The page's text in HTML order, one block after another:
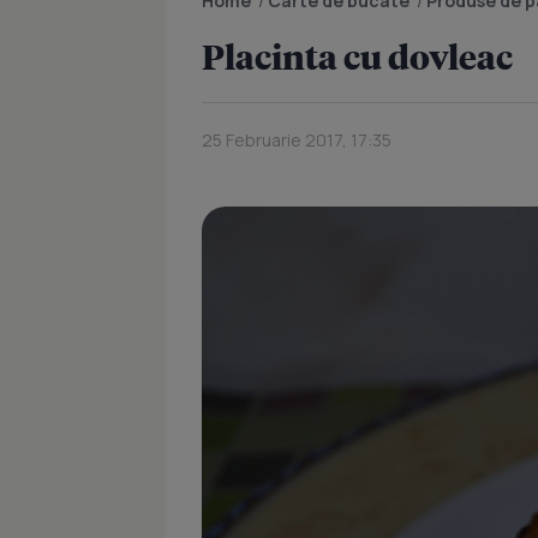
Placinta cu dovleac
25 Februarie 2017, 17:35